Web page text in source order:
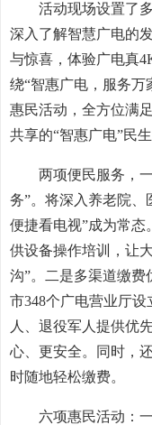
活动现场设置了
深入了解智慧广电的
与惊喜，体验广电真
绕“智惠广电，服务万
惠民活动，全方位满
共享的“智惠广电”民生
两项便民服务，
务”。将深入养老院、
便捷看电视”成为常态
供设备操作培训，让
沟”。二是多渠道缴
市348个广电营业厅
人、退役军人提供优
心、更安全。同时，
时随地轻松缴费。
六项惠民活动：